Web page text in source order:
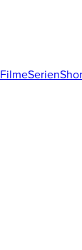
FilmeSerien